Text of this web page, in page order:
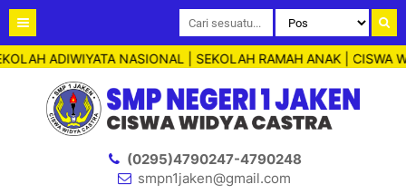
ADIWIYATA NASIONAL | SEKOLAH RAMAH ANAK | CISWA
(0295)4790247-4790248
smpn1jaken@gmail.com